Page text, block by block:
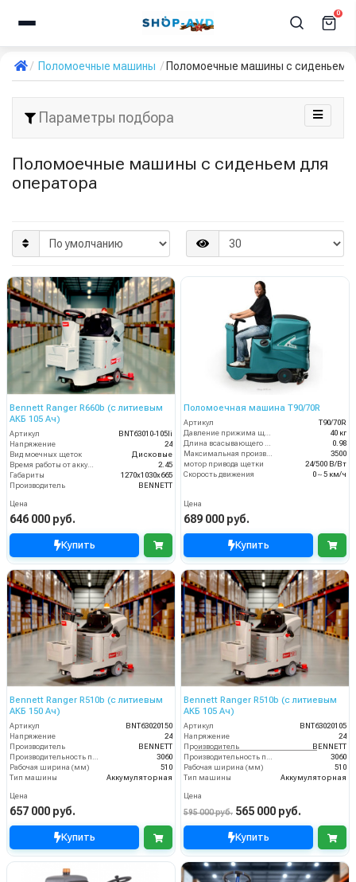
0
Поломоечные машины Поломоечные машины с сиденьем
Параметры подбора
Поломоечные машины с сиденьем для
оператора
Bennett Ranger R660b (с литиевым
АКБ 105 Ач)
Артикул
BNT63010-105li
Напряжение
24
Вид моечных щеток
Дисковые
Время работы от аккумуляторов (ч)
2.45
Габариты
1270х1030х665
Производитель
BENNETT
Цена
646 000 руб.
Купить
Поломоечная машина T90/70R
Артикул
T90/70R
40 кг
0.98
3500
мотор привода щетки
24/500 В/Вт
Скорость движения
0～5 км/ч
Цена
689 000 руб.
Купить
Bennett Ranger R510b (с литиевым
АКБ 150 Ач)
Артикул
BNT63020150
Напряжение
24
Производитель
BENNETT
Производительность по площади
3060
Рабочая ширина (мм)
510
Тип машины
Аккумуляторная
Цена
657 000 руб.
Купить
Bennett Ranger R510b (с литиевым
АКБ 105 Ач)
Артикул
BNT63020105
Напряжение
24
Производитель
BENNETT
Производительность по площади
3060
Рабочая ширина (мм)
510
Тип машины
Аккумуляторная
Цена
595 000 руб. 565 000 руб.
Купить